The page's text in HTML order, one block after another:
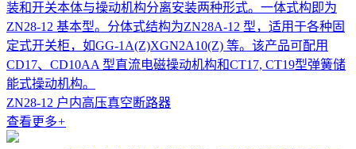
装和开关本体与操动机构分离安装两种形式。一体式构即为
ZN28-12 基本型。分体式结构为ZN28A-12 型，适用于各种固
定式开关柜，如GG-1A(Z)XGN2A10(Z) 等。该产品可配用
CD17、CD10AA 型直流电磁操动机构和CT17, CT19型弹簧储
能式操动机构。
ZN28-12 户内高压真空断路器
查看更多+